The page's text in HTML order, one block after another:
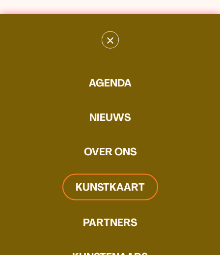
×
AGENDA
NIEUWS
OVER ONS
KUNSTKAART
PARTNERS
Esmee Seebregts
Esmee Seebregts doet al